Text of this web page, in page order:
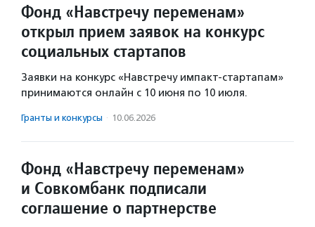
Фонд «Навстречу переменам»
открыл прием заявок на конкурс
социальных стартапов
Заявки на конкурс «Навстречу импакт-стартапам»
принимаются онлайн с 10 июня по 10 июля.
Гранты и конкурсы · 10.06.2026
Фонд «Навстречу переменам»
и Совкомбанк подписали
соглашение о партнерстве